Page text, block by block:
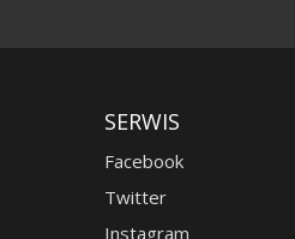
SERWIS
Facebook
Twitter
Instagram